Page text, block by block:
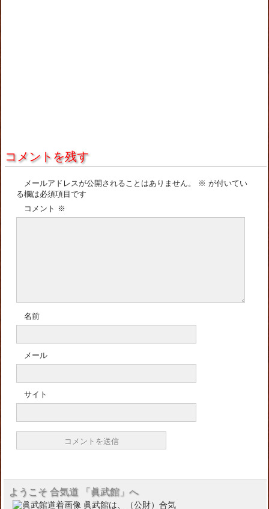
コメントを残す
メールアドレスが公開されることはありません。 ※ が付いてい
る欄は必須項目です
コメント ※
名前
メール
サイト
ようこそ 合気道 「眞武館」へ
眞武館は、（公財）合気